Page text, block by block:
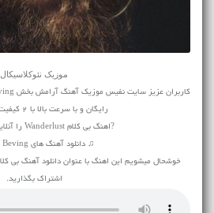
موزیک نئوکلاسیکال
رایگان و با سرعت بالا با 2 کیفیت دانلود کنید
?اهنگ بی کلام Wanderlust را آنلاین گوش کنید?
♫ دانلود آهنگ های Joep Beving ♫
اشتراک بگذارید.